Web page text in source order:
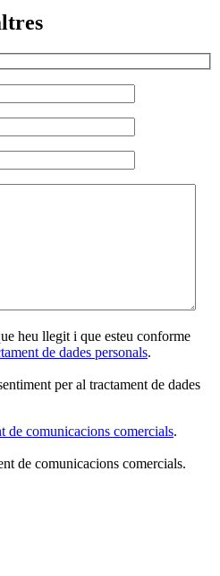
heu llegit i que esteu conforme
de dades personals.
per al tractament de dades
de comunicacions comercials.
de comunicacions comercials.